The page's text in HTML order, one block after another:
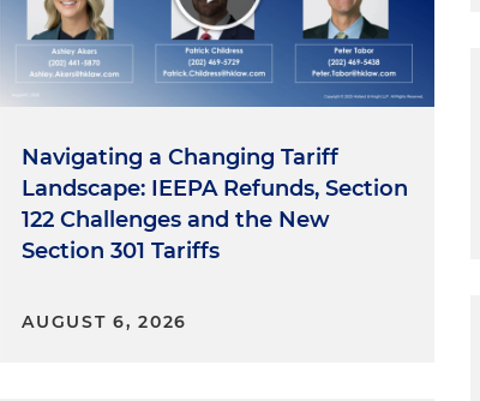
Navigating a Changing Tariff
Landscape: IEEPA Refunds, Section
122 Challenges and the New
Section 301 Tariffs
AUGUST 6, 2026